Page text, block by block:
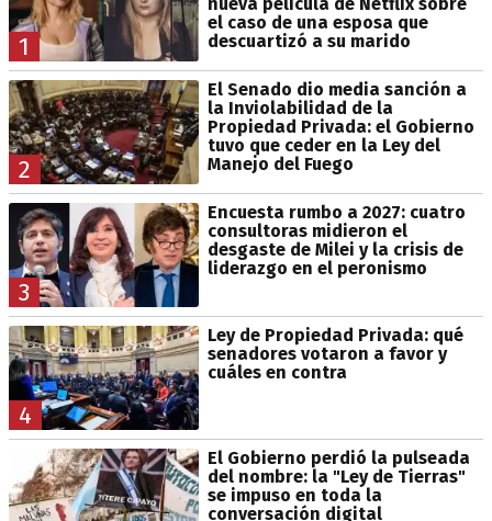
1
el caso de una esposa que
descuartizó a su marido
2
El Senado dio media sanción a
la Inviolabilidad de la
Propiedad Privada: el Gobierno
tuvo que ceder en la Ley del
Manejo del Fuego
3
Encuesta rumbo a 2027: cuatro
consultoras midieron el
desgaste de Milei y la crisis de
liderazgo en el peronismo
4
Ley de Propiedad Privada: qué
senadores votaron a favor y
cuáles en contra
El Gobierno perdió la pulseada
del nombre: la "Ley de Tierras"
se impuso en toda la
conversación digital